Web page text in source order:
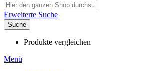
Erweiterte Suche
Suche
Produkte vergleichen
Menü